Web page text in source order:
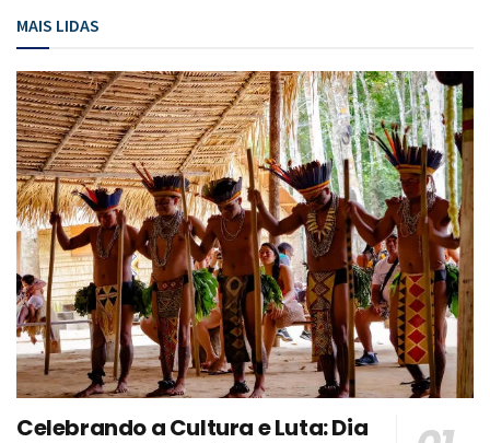
MAIS LIDAS
Celebrando a Cultura e Luta: Dia